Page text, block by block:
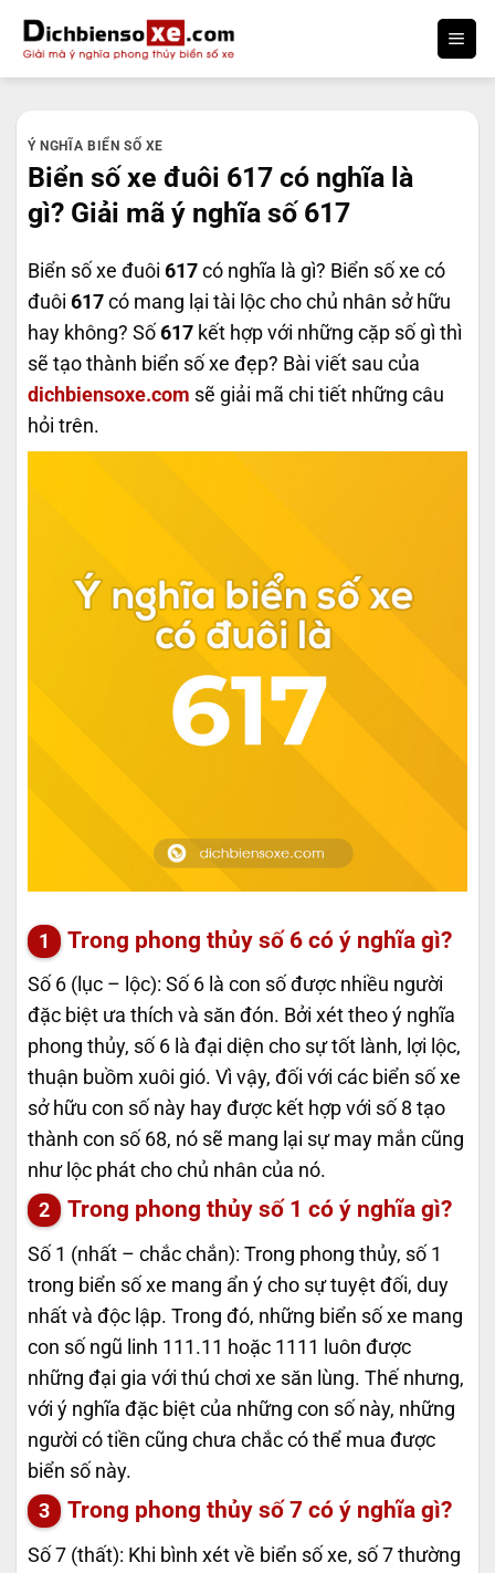
qua
nội
Ý NGHĨA BIỂN SỐ XE
Biển số xe đuôi 617 có nghĩa là
gì? Giải mã ý nghĩa số 617
Biển số xe đuôi 617 có nghĩa là gì? Biển số xe có
đuôi 617 có mang lại tài lộc cho chủ nhân sở hữu
hay không? Số 617 kết hợp với những cặp số gì thì
sẽ tạo thành biển số xe đẹp? Bài viết sau của
dichbiensoxe.com sẽ giải mã chi tiết những câu
hỏi trên.
Trong phong thủy số 6 có ý nghĩa gì?
Số 6 (lục – lộc): Số 6 là con số được nhiều người
đặc biệt ưa thích và săn đón. Bởi xét theo ý nghĩa
phong thủy, số 6 là đại diện cho sự tốt lành, lợi lộc,
thuận buồm xuôi gió. Vì vậy, đối với các biển số xe
sở hữu con số này hay được kết hợp với số 8 tạo
thành con số 68, nó sẽ mang lại sự may mắn cũng
như lộc phát cho chủ nhân của nó.
Trong phong thủy số 1 có ý nghĩa gì?
Số 1 (nhất – chắc chắn): Trong phong thủy, số 1
trong biển số xe mang ẩn ý cho sự tuyệt đối, duy
nhất và độc lập. Trong đó, những biển số xe mang
con số ngũ linh 111.11 hoặc 1111 luôn được
những đại gia với thú chơi xe săn lùng. Thế nhưng,
với ý nghĩa đặc biệt của những con số này, những
người có tiền cũng chưa chắc có thể mua được
biển số này.
Trong phong thủy số 7 có ý nghĩa gì?
Số 7 (thất): Khi bình xét về biển số xe, số 7 thường